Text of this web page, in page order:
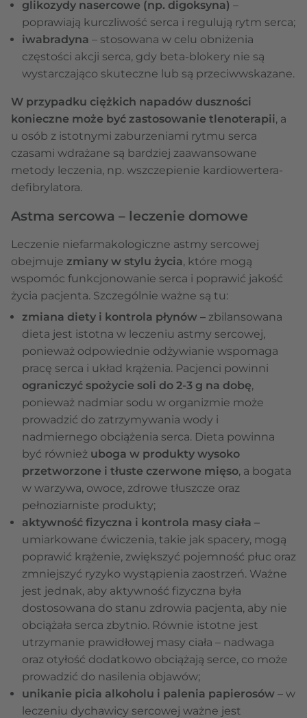
glikozydy nasercowe (np. digoksyna) –
poprawiają kurczliwość serca i regulują rytm serca;
iwabradyna – stosowana w celu obniżenia
częstości akcji serca, gdy beta-blokery nie są
wystarczająco skuteczne lub są przeciwwskazane.
W przypadku ciężkich napadów duszności
konieczne może być zastosowanie tlenoterapii, a
u osób z istotnymi zaburzeniami rytmu serca
czasami wdrażane są bardziej zaawansowane
metody leczenia, np. wszczepienie kardiowertera-
defibrylatora.
Astma sercowa – leczenie domowe
Leczenie niefarmakologiczne astmy sercowej
obejmuje zmiany w stylu życia, które mogą
wspomóc funkcjonowanie serca i poprawić jakość
życia pacjenta. Szczególnie ważne są tu:
zmiana diety i kontrola płynów – zbilansowana
dieta jest istotna w leczeniu astmy sercowej,
ponieważ odpowiednie odżywianie wspomaga
pracę serca i układ krążenia. Pacjenci powinni
ograniczyć spożycie soli do 2-3 g na dobę,
ponieważ nadmiar sodu w organizmie może
prowadzić do zatrzymywania wody i
nadmiernego obciążenia serca. Dieta powinna
być również uboga w produkty wysoko
przetworzone i tłuste czerwone mięso, a bogata
w warzywa, owoce, zdrowe tłuszcze oraz
pełnoziarniste produkty;
aktywność fizyczna i kontrola masy ciała –
umiarkowane ćwiczenia, takie jak spacery, mogą
poprawić krążenie, zwiększyć pojemność płuc oraz
zmniejszyć ryzyko wystąpienia zaostrzeń. Ważne
jest jednak, aby aktywność fizyczna była
dostosowana do stanu zdrowia pacjenta, aby nie
obciążała serca zbytnio. Równie istotne jest
utrzymanie prawidłowej masy ciała – nadwaga
oraz otyłość dodatkowo obciążają serce, co może
prowadzić do nasilenia objawów;
unikanie picia alkoholu i palenia papierosów – w
leczeniu dychawicy sercowej ważne jest